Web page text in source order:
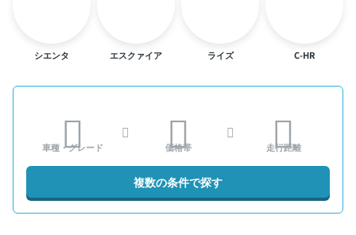
シエンタ エスクァイア ライズ C-HR
車種・グレード 価格帯 走行距離
複数の条件で探す